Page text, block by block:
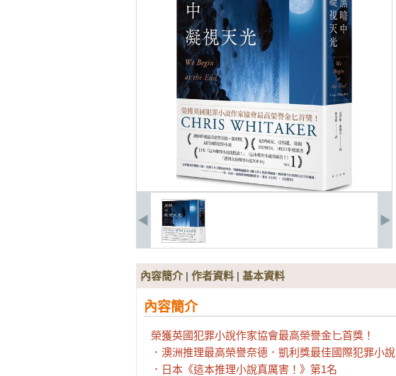
內容簡介| 作者資料 | 基本資料
內容簡介
榮獲英國犯罪小說作家協會最高榮譽金匕首獎！
．澳洲推理最高榮譽奈德．凱利獎最佳國際犯罪小說
．日本《這本推理小說真厲害！》第1名